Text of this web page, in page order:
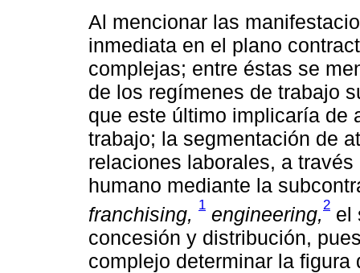
Al mencionar las
inmediata en el plano
complejas; entre éstas se
de los regímenes de trabajo
que este último implicaría de
trabajo; la segmentación de
relaciones laborales, a
humano mediante la
franchising, 1 engineering,2 el
concesión y distribución,
complejo determinar la figura